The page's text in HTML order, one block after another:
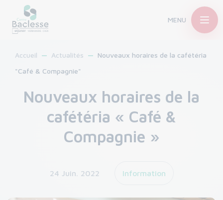
MENU
Accueil Actualités
Nouveaux horaires de la cafétéria
"Café & Compagnie"
Nouveaux horaires de la
cafétéria « Café &
Compagnie »
24 Juin. 2022 Information